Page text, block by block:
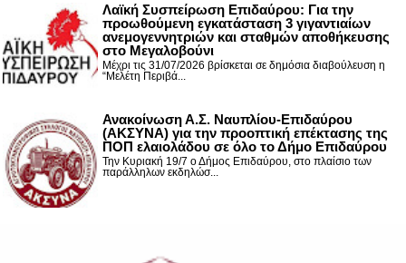
Λαϊκή Συσπείρωση Επιδαύρου: Για την
προωθούμενη εγκατάσταση 3 γιγαντιαίων
ανεμογεννητριών και σταθμών αποθήκευσης
στο Μεγαλοβούνι
Μέχρι τις 31/07/2026 βρίσκεται σε δημόσια διαβούλευση η
“Μελέτη Περιβά...
Ανακοίνωση Α.Σ. Ναυπλίου-Επιδαύρου
(ΑΚΣΥΝΑ) για την προοπτική επέκτασης της
ΠΟΠ ελαιολάδου σε όλο το Δήμο Επιδαύρου
Την Κυριακή 19/7 ο Δήμος Επιδαύρου, στο πλαίσιο των
παράλληλων εκδηλώσ...